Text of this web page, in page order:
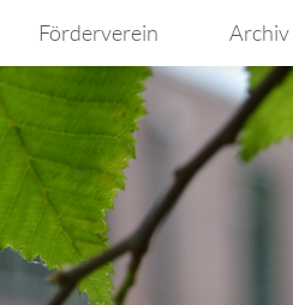
Förderverein Archiv